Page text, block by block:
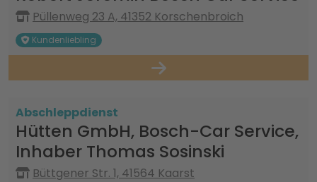
Püllenweg 23 A, 41352 Korschenbroich
Kundenliebling
Abschleppdienst
Hütten GmbH, Bosch-Car Service,
Inhaber Thomas Sosinski
Büttgener Str. 1, 41564 Kaarst